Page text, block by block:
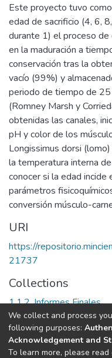
Este proyecto tuvo
edad de sacrificio (4, 6,
durante 1) el proceso de
en la maduración a
conservación tras la
vacío (99%) y
periodo de tiempo de
(Romney Marsh y
obtenidas las canales,
pH y color de los
Longissimus dorsi
la temperatura interna
conocer si la edad
parámetros
conversión músculo-
URI
https://
21737
Collections
1.1.2. Informes Finales
Full item page
We collect and process
following purposes:
Acknowledgement and
To learn more, please read